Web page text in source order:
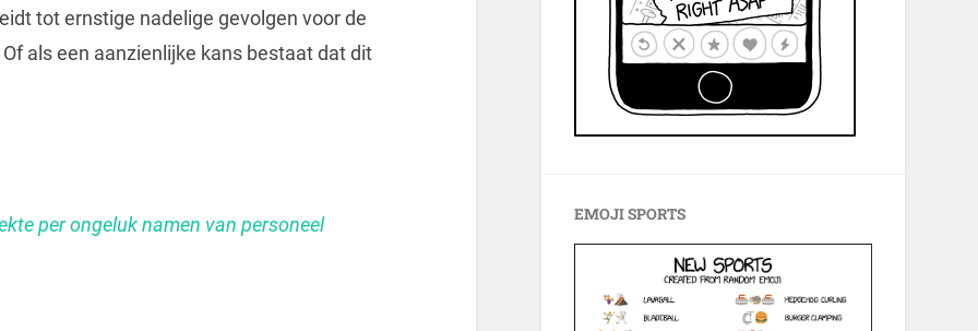
tot ernstige nadelige gevolgen voor de
als een aanzienlijke kans bestaat dat dit
per ongeluk namen van personeel EMOJI SPORTS